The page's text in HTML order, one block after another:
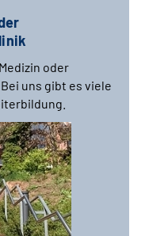
oder
uns gibt es viele